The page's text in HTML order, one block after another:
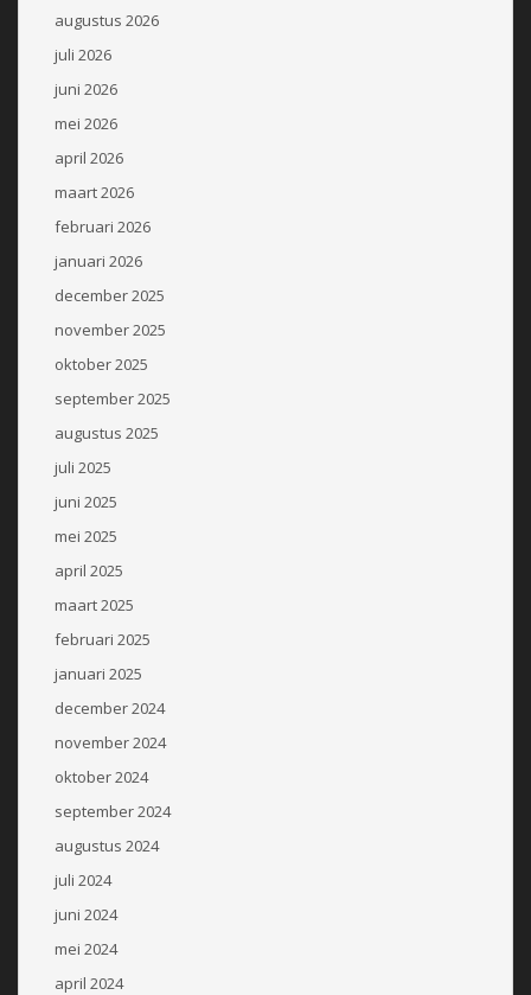
augustus 2026
juli 2026
juni 2026
mei 2026
april 2026
maart 2026
februari 2026
januari 2026
december 2025
november 2025
oktober 2025
september 2025
augustus 2025
juli 2025
juni 2025
mei 2025
april 2025
maart 2025
februari 2025
januari 2025
december 2024
november 2024
oktober 2024
september 2024
augustus 2024
juli 2024
juni 2024
mei 2024
april 2024